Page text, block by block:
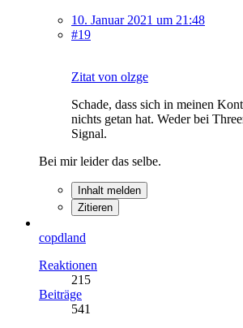
10. Januar 2021 um 21:48
#19
Zitat von olzge
Schade, dass sich in meinen
nichts getan hat. Weder bei
Signal.
Bei mir leider das selbe.
Inhalt melden
Zitieren
copdland
Reaktionen
215
Beiträge
541